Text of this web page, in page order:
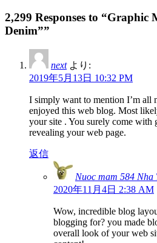
2,299 Responses to “Graphic
Denim””
next より:
2019年5月13日 10:32 PM
I simply want to mention I’m all
enjoyed this web blog. Most
your site . You surely come with
revealing your web page.
返信
Nuoc mam 584 Nha
2020年11月4日 2:38 AM
Wow, incredible blog
blogging for? you made
overall look of your web